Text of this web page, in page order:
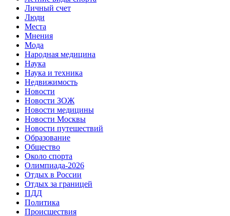
Личный счет
Люди
Места
Мнения
Мода
Народная медицина
Наука
Наука и техника
Недвижимость
Новости
Новости ЗОЖ
Новости медицины
Новости Москвы
Новости путешествий
Образование
Общество
Около спорта
Олимпиада-2026
Отдых в России
Отдых за границей
ПДД
Политика
Происшествия